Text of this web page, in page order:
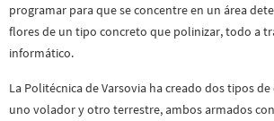
programar para que se concentre en un área
flores de un tipo concreto que polinizar, todo a
informático.
La Politécnica de Varsovia ha creado dos tipos
uno volador y otro terrestre, ambos armados